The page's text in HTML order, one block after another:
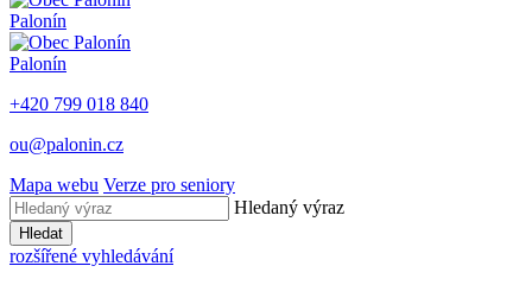
Palonín
Palonín
+420 799 018 840
ou@palonin.cz
Mapa webu Verze pro seniory
Hledaný výraz
Hledat
rozšířené vyhledávání